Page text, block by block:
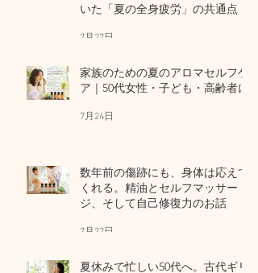
いた「夏の全身疲労」の共通点
7月27日
家族のための夏のアロマセルフケ
ア｜50代女性・子ども・高齢者に
7月24日
数年前の傷跡にも、身体は応えて
くれる。精油とセルフマッサー
ジ、そして自己修復力のお話
7月22日
夏休みで忙しい50代へ。古代ギリ